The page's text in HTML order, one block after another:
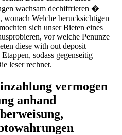
wachsam dechiffrieren �
wonach Welche berucksichtigen
sich unser Bieten eines
vor welche Penunze
diese with out deposit
sodass gegenseitig
leser rechnet.
vermogen
anhand